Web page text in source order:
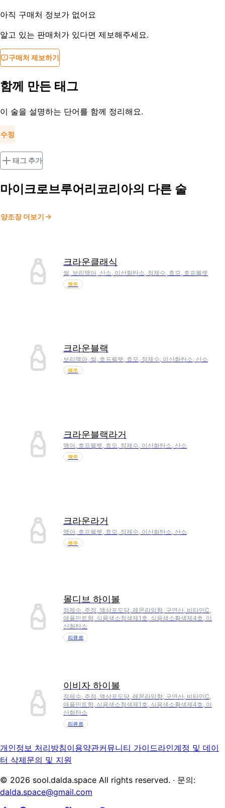
아직 구매처 정보가 없어요
알고 있는 판매처가 있다면 제보해주세요.
구매처 제보하기
함께 만든 태그
이 술을 설명하는 단어를 함께 정리해요.
수정
태그 추가
마이크로브루어리코리아의 다른 술
양조장 더보기
크라운클래식
쌀, 보리맥아, 산소, 이산화탄소, 정제수, 효모, 호프펠렛
맥주
크라운블랙
보리맥아, 쌀, 호프펠렛, 효모, 정제수, 이산화탄소, 산소
맥주
크라운블랙라거
맥아, 호프펠렛, 효모, 정제수, 이산화탄소, 산소
맥주
크라운라거
맥아, 호프펠렛, 효모, 정제수, 이산화탄소, 산소
맥주
몰디브 하이볼
정제수, 주정, 액상포도당, 레몬라임향, 구연산, 비타민C,
애플민트향, 식용색소청색제1호, 식용색소황색제4호, 이
산화탄소
리큐르
이비자 하이볼
정제수, 주정, 액상포도당, 레몬라임향, 구연산, 비타민C,
애플민트향, 식용색소청색제1호, 식용색소황색제4호, 이
산화탄소
리큐르
개인정보 처리방침이용약관커뮤니티 가이드라인계정 및 데이
터 삭제문의 및 지원
© 2026 sool.dalda.space All rights reserved. · 문의:
dalda.space@gmail.com